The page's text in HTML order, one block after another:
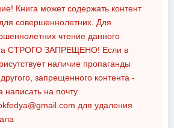
Книга может содержать контент
совершеннолетних. Для
чтение данного
СТРОГО ЗАПРЕЩЕНО! Если в
наличие пропаганды
запрещенного контента -
написать на почту
для удаления